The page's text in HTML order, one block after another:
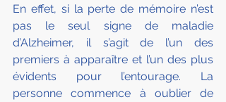
En effet, si la perte de mémoire n’est
pas le seul signe de maladie
d’Alzheimer, il s’agit de l’un des
premiers à apparaître et l’un des plus
évidents pour l’entourage. La
personne commence à oublier de